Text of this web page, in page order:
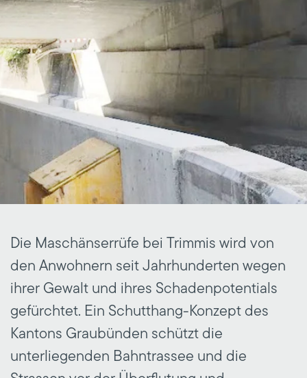
Die Maschänserrüfe bei Trimmis wird von
den Anwohnern seit Jahrhunderten wegen
ihrer Gewalt und ihres Schadenpotentials
gefürchtet. Ein Schutthang-Konzept des
Kantons Graubünden schützt die
unterliegenden Bahntrassee und die